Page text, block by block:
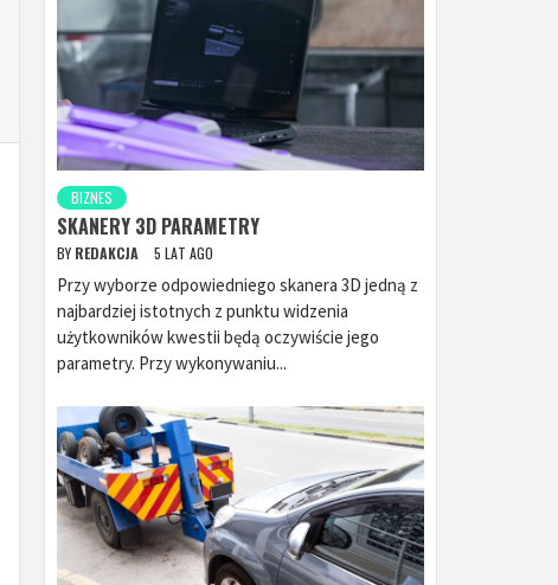
BIZNES
SKANERY 3D PARAMETRY
BY REDAKCJA 5 LAT AGO
Przy wyborze odpowiedniego skanera 3D jedną z
najbardziej istotnych z punktu widzenia
użytkowników kwestii będą oczywiście jego
parametry. Przy wykonywaniu...